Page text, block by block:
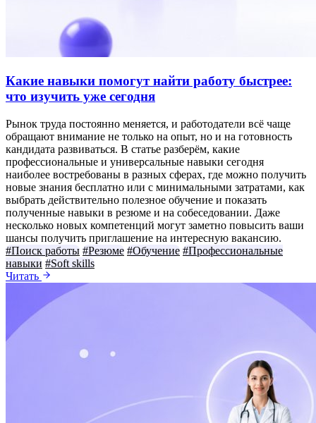
Какие навыки помогут найти работу быстрее:
что изучить уже сегодня
Рынок труда постоянно меняется, и работодатели всё чаще
обращают внимание не только на опыт, но и на готовность
кандидата развиваться. В статье разберём, какие
профессиональные и универсальные навыки сегодня
наиболее востребованы в разных сферах, где можно получить
новые знания бесплатно или с минимальными затратами, как
выбрать действительно полезное обучение и показать
полученные навыки в резюме и на собеседовании. Даже
несколько новых компетенций могут заметно повысить ваши
шансы получить приглашение на интересную вакансию.
#Поиск работы #Резюме #Обучение #Профессиональные
навыки #Soft skills
Читать